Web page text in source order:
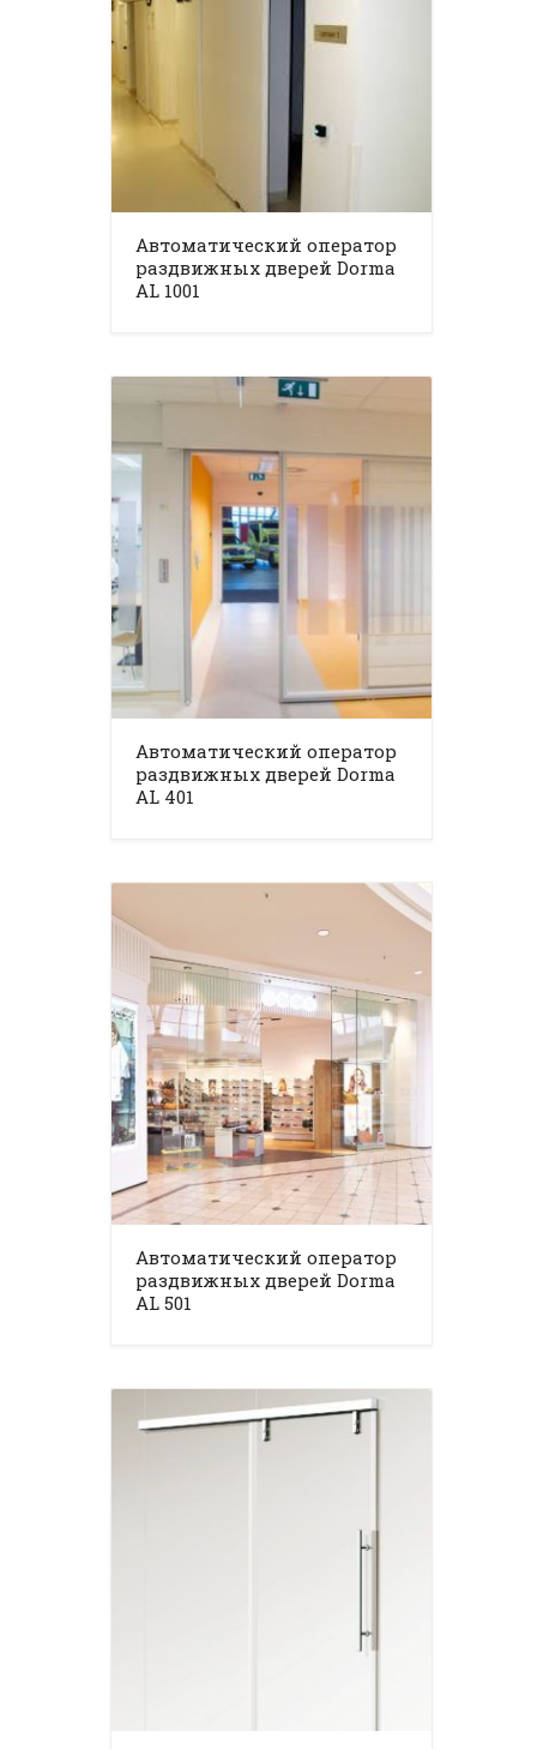
Автоматический оператор
раздвижных дверей Dorma
AL 1001
Автоматический оператор
раздвижных дверей Dorma
AL 401
Автоматический оператор
раздвижных дверей Dorma
AL 501